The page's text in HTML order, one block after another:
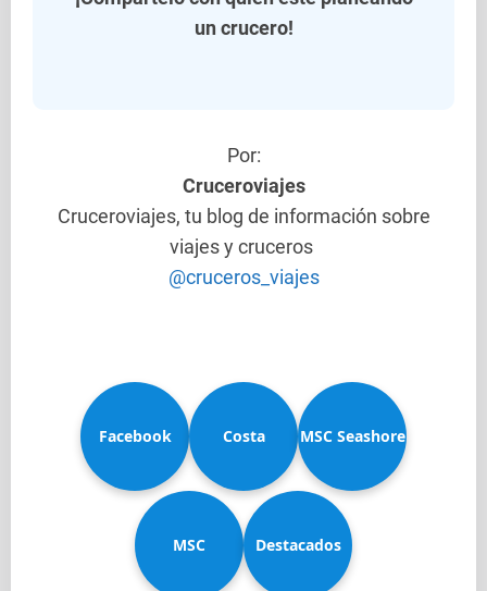
un crucero!
Por:
Cruceroviajes
Cruceroviajes, tu blog de información sobre
viajes y cruceros
@cruceros_viajes
Facebook Costa
Diadema
MSC Seashore
MSC Destacados